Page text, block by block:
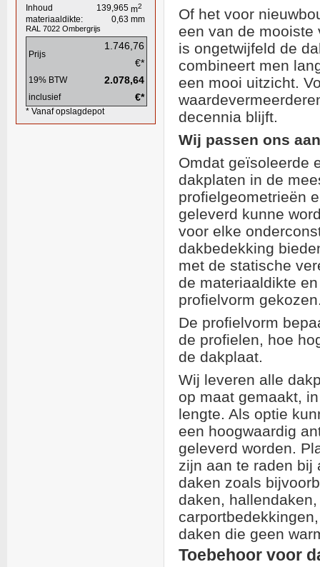
Inhoud
139,965 m2
materiaaldikte: 0,63 mm
RAL 7022 Ombergrijs
Prijs
1.746,76
€*
19% BTW
inclusief
2.078,64
€*
* Vanaf opslagdepot
Of het voor
een van de mooiste
is ongetwijfeld de
combineert men
een mooi uitzicht.
decennia blijft.
Wij passen ons
Omdat geïsoleerde
dakplaten in de
profielgeometrieën
geleverd kunne
voor elke
dakbedekking
met de statische
de materiaaldikte
profielvorm
De profielvorm
de profielen, hoe
de dakplaat.
Wij leveren alle
op maat gemaakt,
lengte. Als optie
een hoogwaardig
geleverd worden.
zijn aan te raden bij
daken zoals
daken,
daken die geen
Toebehoor voor